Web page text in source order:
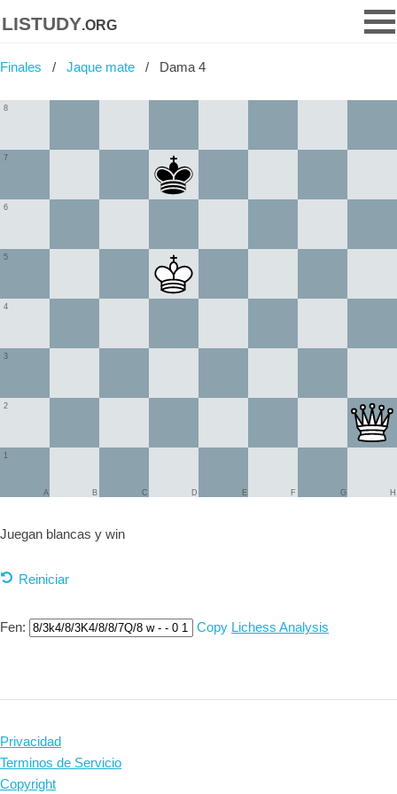
listudy.org
Finales Jaque mate Dama 4
1
2
3
4
5
6
7
8
A B C D E F G H
Juegan blancas y win
Reiniciar
Fen: Copy Lichess Analysis
Privacidad
Terminos de Servicio
Copyright